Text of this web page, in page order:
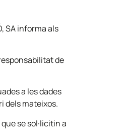
SA informa als
de
a les dades
dels mateixos.
se sol·licitin a